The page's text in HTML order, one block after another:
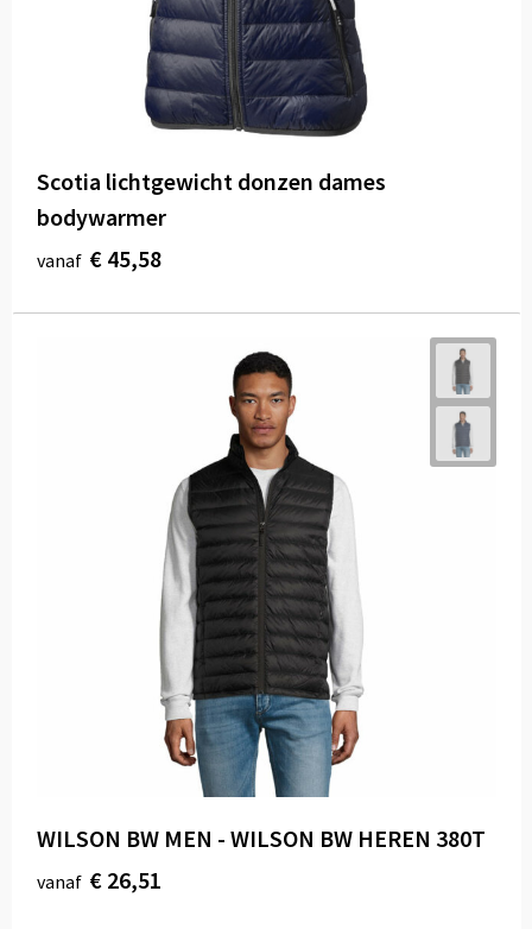
Scotia lichtgewicht donzen dames
bodywarmer
vanaf € 45,58
WILSON BW MEN - WILSON BW HEREN 380T
vanaf € 26,51